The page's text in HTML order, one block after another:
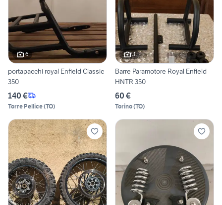
6
portapacchi royal Enfield Classic
350
140 €
Torre Pellice(TO)
3
Barre Paramotore Royal Enfield
HNTR 350
60 €
Torino(TO)